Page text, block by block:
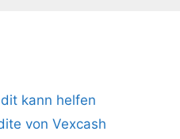
kann helfen
von Vexcash